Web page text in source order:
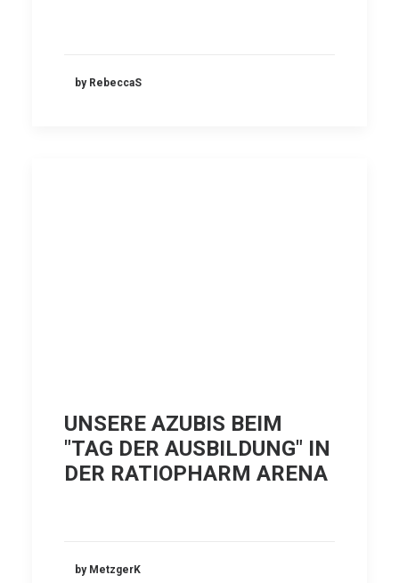
by RebeccaS
UNSERE AZUBIS BEIM
"TAG DER AUSBILDUNG" IN
DER RATIOPHARM ARENA
by MetzgerK